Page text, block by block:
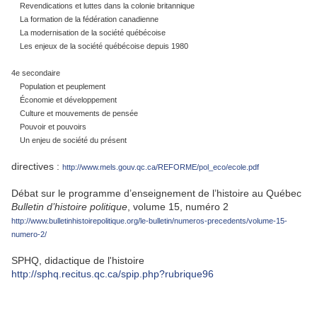
Revendications et luttes dans la colonie britannique
La formation de la fédération canadienne
La modernisation de la société québécoise
Les enjeux de la société québécoise depuis 1980
4e secondaire
Population et peuplement
Économie et développement
Culture et mouvements de pensée
Pouvoir et pouvoirs
Un enjeu de société du présent
directives : http://www.mels.gouv.qc.ca/REFORME/pol_eco/ecole.pdf
Débat sur le programme d’enseignement de l’histoire au Québec
Bulletin d’histoire politique , volume 15, numéro 2
http://www.bulletinhistoirepolitique.org/le-bulletin/numeros-precedents/volume-15-
numero-2/
SPHQ, didactique de l'histoire
http://sphq.recitus.qc.ca/spip.php?rubrique96